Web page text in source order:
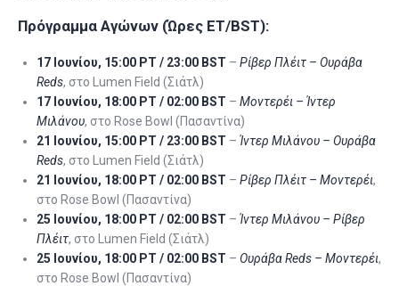
Πρόγραμμα Αγώνων (Ώρες ET/BST):
17 Ιουνίου, 15:00 PT / 23:00 BST – Ρίβερ Πλέιτ – Ουράβα
Reds, στο Lumen Field (Σιάτλ)
17 Ιουνίου, 18:00 PT / 02:00 BST – Μοντερέι – Ίντερ
Μιλάνου, στο Rose Bowl (Πασαντίνα)
21 Ιουνίου, 15:00 PT / 23:00 BST – Ίντερ Μιλάνου – Ουράβα
Reds, στο Lumen Field (Σιάτλ)
21 Ιουνίου, 18:00 PT / 02:00 BST – Ρίβερ Πλέιτ – Μοντερέι,
στο Rose Bowl (Πασαντίνα)
25 Ιουνίου, 18:00 PT / 02:00 BST – Ίντερ Μιλάνου – Ρίβερ
Πλέιτ, στο Lumen Field (Σιάτλ)
25 Ιουνίου, 18:00 PT / 02:00 BST – Ουράβα Reds – Μοντερέι,
στο Rose Bowl (Πασαντίνα)